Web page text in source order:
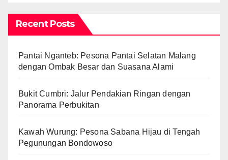
Recent Posts
Pantai Nganteb: Pesona Pantai Selatan Malang
dengan Ombak Besar dan Suasana Alami
Bukit Cumbri: Jalur Pendakian Ringan dengan
Panorama Perbukitan
Kawah Wurung: Pesona Sabana Hijau di Tengah
Pegunungan Bondowoso